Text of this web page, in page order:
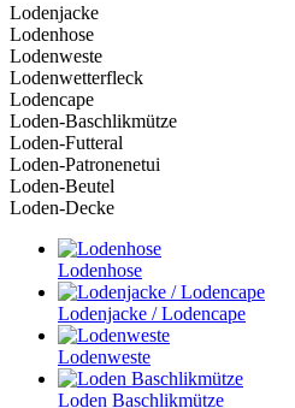
Lodenjacke
Lodenhose
Lodenweste
Lodenwetterfleck
Lodencape
Loden-Baschlikmütze
Loden-Futteral
Loden-Patronenetui
Loden-Beutel
Loden-Decke
Lodenhose
Lodenjacke / Lodencape
Lodenweste
Loden Baschlikmütze